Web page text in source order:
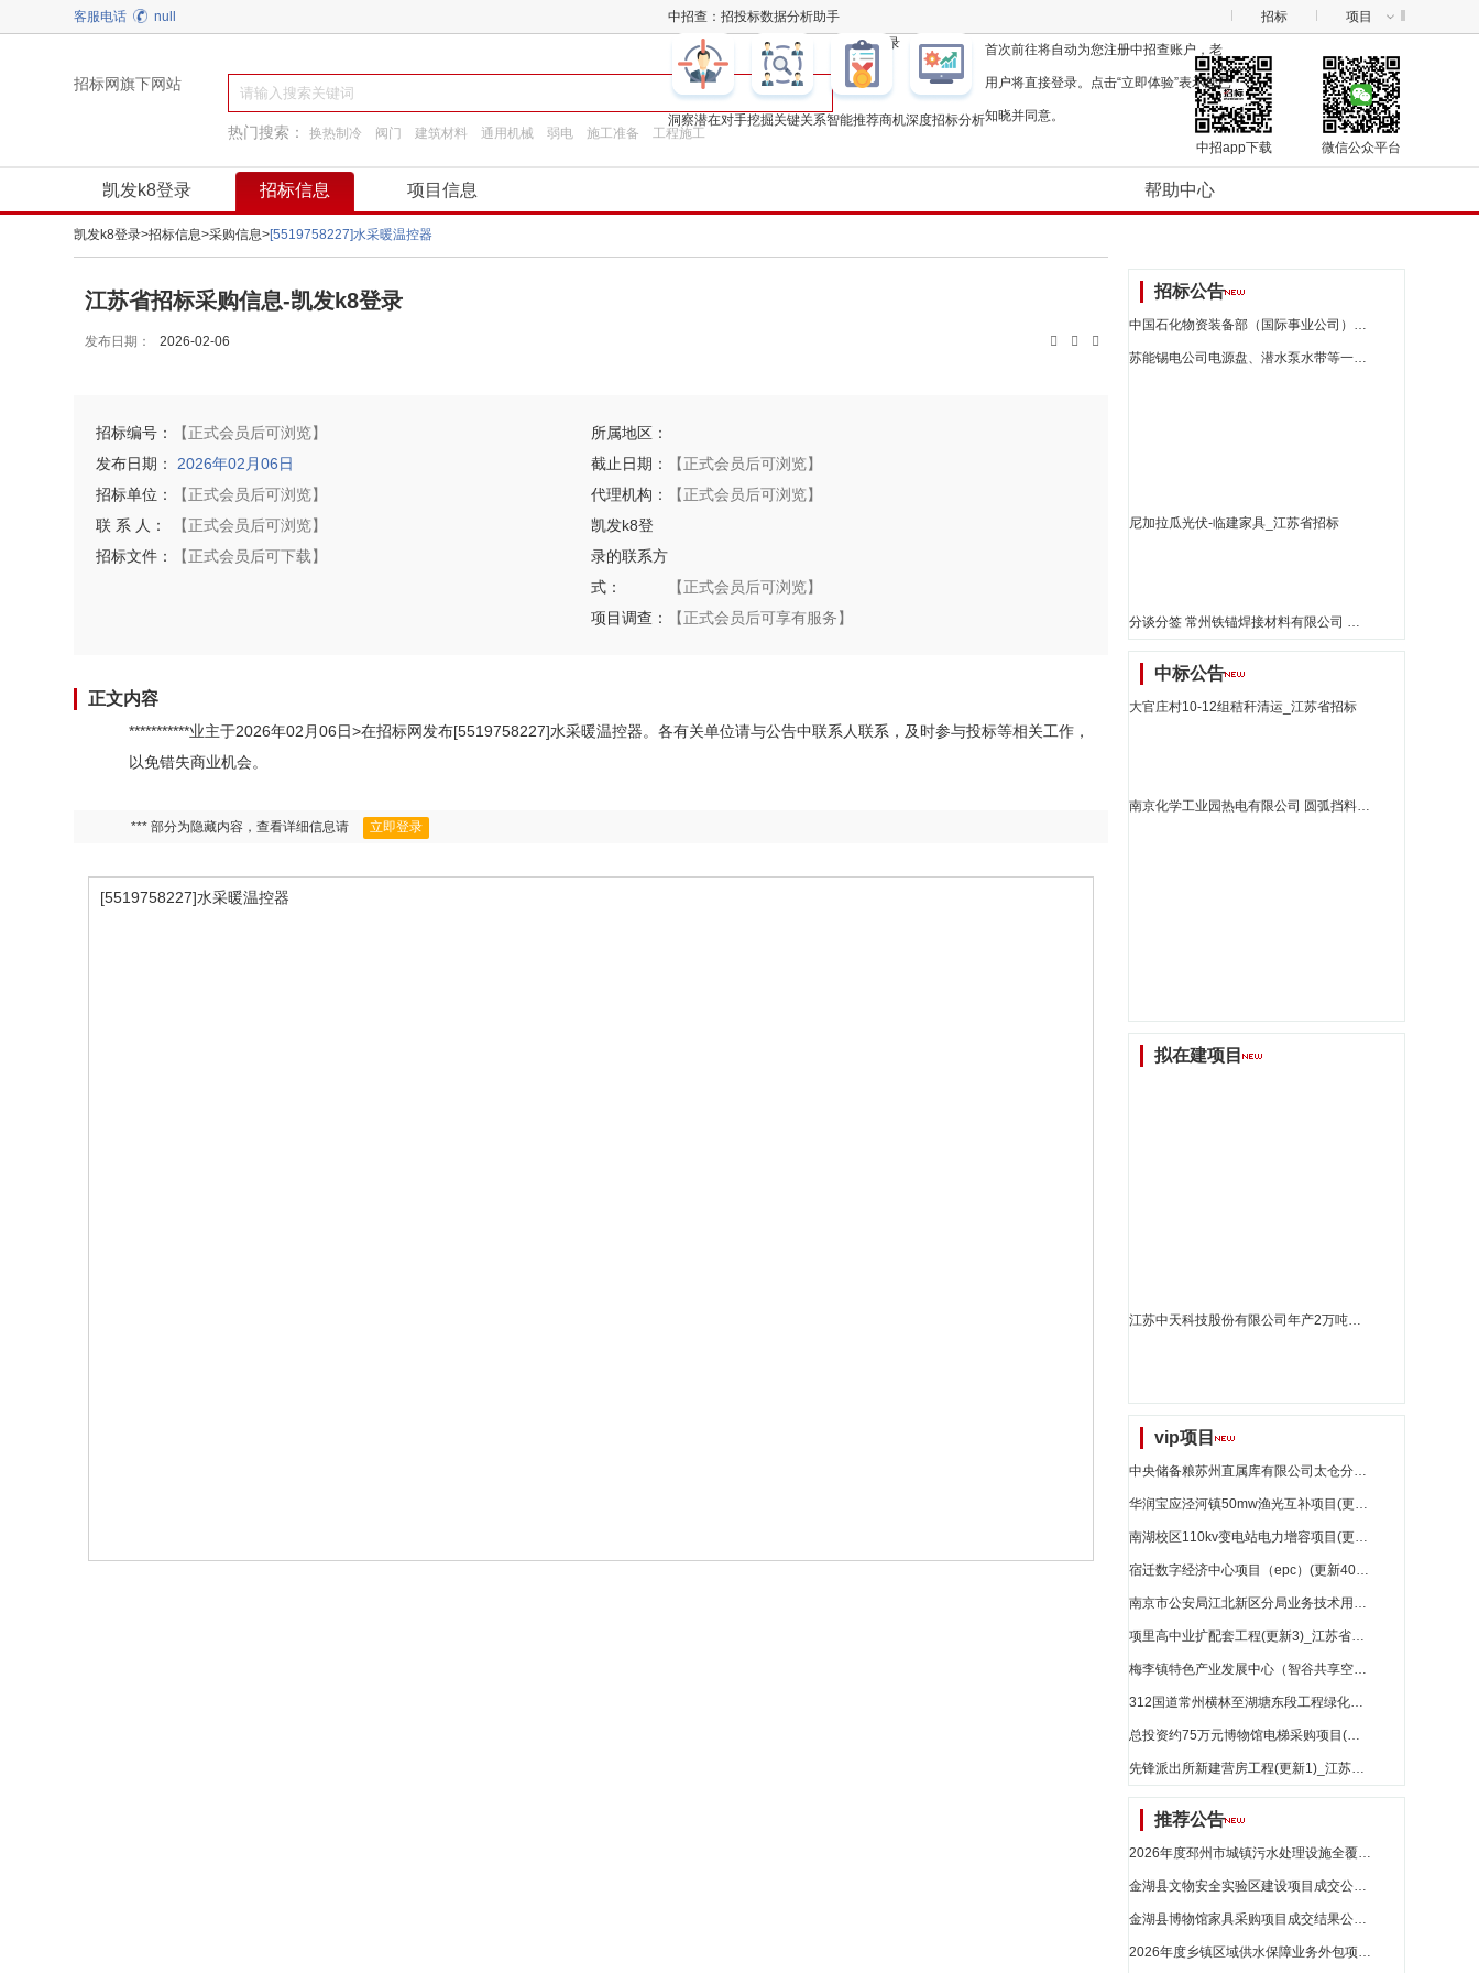
客服电话 null 中招查：招投标数据分析助手
洞察潜在对手挖掘关键关系智能推荐商机深度招标分析
首次前往将自动为您注册中招查账户，老
用户将直接登录。点击“立即体验”表示您已
知晓并同意。
招标
项目
凯发k8登录
招标网旗下网站
热门搜索： 换热制冷 阀门 建筑材料 通用机械 弱电 施工准备
工程施工
微信公众平台
中招app下载
凯发k8登录 招标信息 项目信息 帮助中心
凯发k8登录>招标信息>采购信息>[5519758227]水采暖温控器
江苏省招标采购信息-凯发k8登录
发布日期： 2026-02-06 


招标编号：
【正式会员后可浏览】
发布日期：
2026年02月06日
招标单位：
【正式会员后可浏览】
联 系 人：
【正式会员后可浏览】
招标文件：
【正式会员后可下载】
所属地区：
截止日期：
【正式会员后可浏览】
代理机构：
【正式会员后可浏览】
凯发k8登
录的联系方
式：
【正式会员后可浏览】
项目调查：
【正式会员后可享有服务】
正文内容
***********业主于2026年02月06日>在招标网发布[5519758227]水采暖温控器。各有关单位请与公告中联系人联系，及时参与投标等相关工作，
以免错失商业机会。
*** 部分为隐藏内容，查看详细信息请 立即登录
[5519758227]水采暖温控器
招标公告
中国石化物资装备部（国际事业公司）茂名炼油转型升级聚丙烯项目epc总承包项目球阀\标准型cl300rf(asmeb16.5)a352lcc304/rtfe,f304dn15-46℃低泄漏招标公告_江苏省招标
苏能锡电公司电源盘、潜水泵水带等一批询比釆购公告_江苏省招标
尼加拉瓜光伏-临建家具_江苏省招标
分谈分签 常州铁锚焊接材料有限公司 得力7837白板擦、佳能npg-59e墨粉盒的询价书_江苏省招标
中标公告
大官庄村10-12组秸秆清运_江苏省招标
南京化学工业园热电有限公司 圆弧挡料装置采购询比采购结果公告_江苏省招标
拟在建项目
江苏中天科技股份有限公司年产2万吨智能电网用特种铝包钢线研发及产业化项目规划设计方案批前..._江苏省招标
vip项目
中央储备粮苏州直属库有限公司太仓分公司粮食仓储项目(更新10)_江苏省招标
华润宝应泾河镇50mw渔光互补项目(更新6)_江苏省招标
南湖校区110kv变电站电力增容项目(更新1)_江苏省招标
宿迁数字经济中心项目（epc）(更新40)_江苏省招标
南京市公安局江北新区分局业务技术用房新建工程(更新1)_江苏省招标
项里高中业扩配套工程(更新3)_江苏省招标
梅李镇特色产业发展中心（智谷共享空间）工程(更新10)_江苏省招标
312国道常州横林至湖塘东段工程绿化项目(更新2)_江苏省招标
总投资约75万元博物馆电梯采购项目(更新1)_江苏省招标
先锋派出所新建营房工程(更新1)_江苏省招标
推荐公告
2026年度邳州市城镇污水处理设施全覆盖建设项目污水管网及泵站巡查、维保、清淤服务外包项目采购结果公示_江苏省招标
金湖县文物安全实验区建设项目成交公告_江苏省招标
金湖县博物馆家具采购项目成交结果公告_江苏省招标
2026年度乡镇区域供水保障业务外包项目 竞争性谈判公告_江苏省招标